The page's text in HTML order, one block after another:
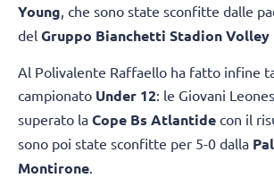
Young , che sono state sconfitte dalle
del Gruppo Bianchetti Stadion Volley
Al Polivalente Raffaello ha fatto infine
campionato Under 12: le Giovani
superato la Cope Bs Atlantide con il
sono poi state sconfitte per 5-0 dalla
Montirone